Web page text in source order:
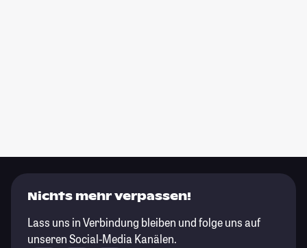
Nichts mehr verpassen!
Lass uns in Verbindung bleiben und folge uns auf
unseren Social-Media Kanälen.